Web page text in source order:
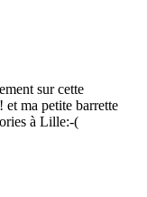
sur cette
et ma petite barrette
à Lille:-(